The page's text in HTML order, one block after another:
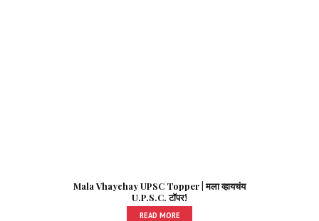
Mala Vhaychay UPSC Topper | मला व्हायचंय
U.P.S.C. टॉपर!
READ MORE